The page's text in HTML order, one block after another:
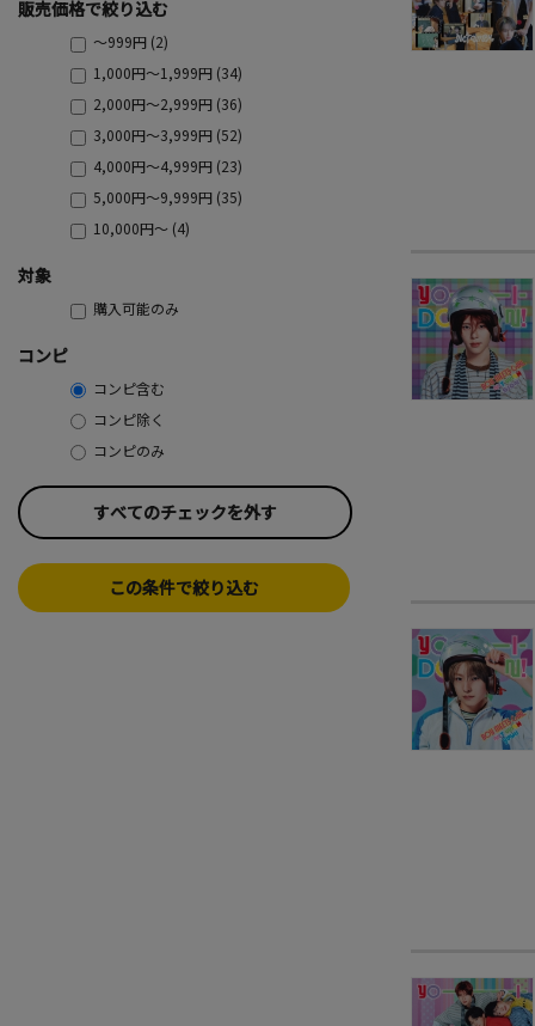
販売価格で絞り込む
～999円 (2)
1,000円～1,999円 (34)
2,000円～2,999円 (36)
3,000円～3,999円 (52)
4,000円～4,999円 (23)
5,000円～9,999円 (35)
10,000円～ (4)
対象
購入可能のみ
コンピ
コンピ含む
コンピ除く
コンピのみ
すべてのチェックを外す
この条件で絞り込む